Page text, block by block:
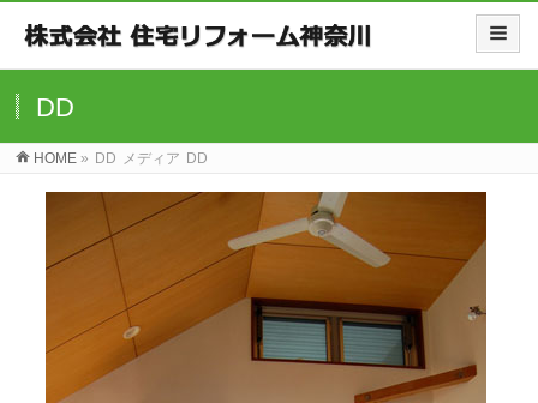
DD
HOME » DD メディア DD